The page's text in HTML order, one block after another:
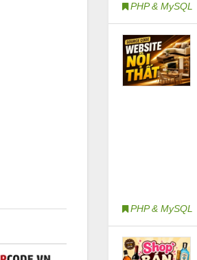
PHP & MySQL
PHP & MySQL